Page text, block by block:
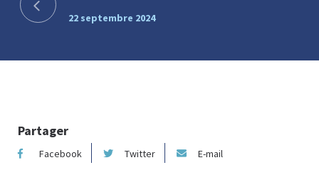
22 septembre 2024
Partager
Facebook Twitter E-mail